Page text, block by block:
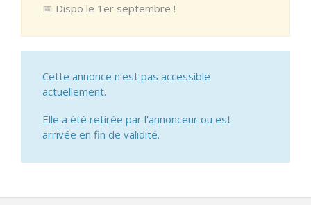
📅 Dispo le 1er septembre !
Cette annonce n'est pas accessible
actuellement.
Elle a été retirée par l'annonceur ou est
arrivée en fin de validité.